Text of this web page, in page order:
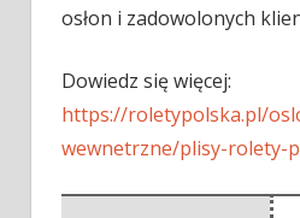
osłon i zadowolonych
Dowiedz się więcej:
https://roletypolska.pl/
wewnetrzne/plisy-rolety-